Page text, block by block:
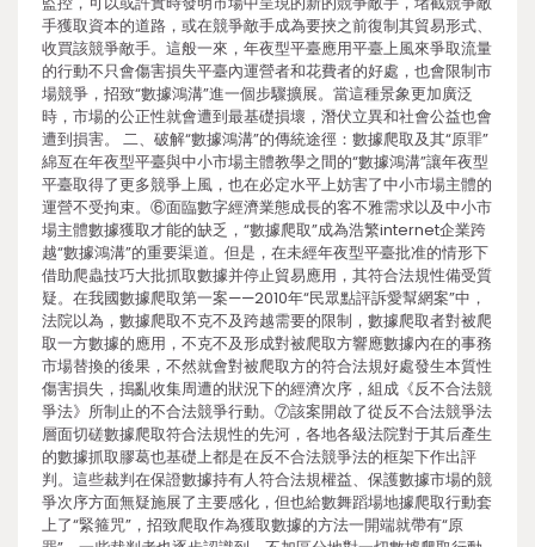
手獲取資本的道路，或在競爭敵手成為要挾之前復制其貿易形式、
收買該競爭敵手。這般一來，年夜型平臺應用平臺上風來爭取流量
的行動不只會傷害損失平臺內運營者和花費者的好處，也會限制市
場競爭，招致“數據鴻溝”進一個步驟擴展。當這種景象更加廣泛
時，市場的公正性就會遭到最基礎損壞，潛伏立異和社會公益也會
遭到損害。 二、破解“數據鴻溝”的傳統途徑：數據爬取及其“原罪”
綿亙在年夜型平臺與中小市場主體教學之間的“數據鴻溝”讓年夜型
平臺取得了更多競爭上風，也在必定水平上妨害了中小市場主體的
運營不受拘束。⑥面臨數字經濟業態成長的客不雅需求以及中小市
場主體數據獲取才能的缺乏，“數據爬取”成為浩繁internet企業跨
越“數據鴻溝”的重要渠道。但是，在未經年夜型平臺批准的情形下
借助爬蟲技巧大批抓取數據并停止貿易應用，其符合法規性備受質
疑。在我國數據爬取第一案——2010年“民眾點評訴愛幫網案”中，
法院以為，數據爬取不克不及跨越需要的限制，數據爬取者對被爬
取一方數據的應用，不克不及形成對被爬取方響應數據內在的事務
市場替換的後果，不然就會對被爬取方的符合法規好處發生本質性
傷害損失，搗亂收集周遭的狀況下的經濟次序，組成《反不合法競
爭法》所制止的不合法競爭行動。⑦該案開啟了從反不合法競爭法
層面切磋數據爬取符合法規性的先河，各地各級法院對于其后產生
的數據抓取膠葛也基礎上都是在反不合法競爭法的框架下作出評
判。這些裁判在保證數據持有人符合法規權益、保護數據市場的競
爭次序方面無疑施展了主要感化，但也給數舞蹈場地據爬取行動套
上了“緊箍咒”，招致爬取作為獲取數據的方法一開端就帶有“原